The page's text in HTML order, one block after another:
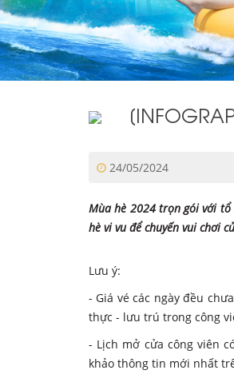
24/05/2024
Mùa hè 2024 trọn gói với tổ
hè vi vu để chuyến vui chơi
Lưu ý:
- Giá vé các ngày đều
thực - lưu trú trong công
- Lịch mở cửa công viên
khảo thông tin mới nhất